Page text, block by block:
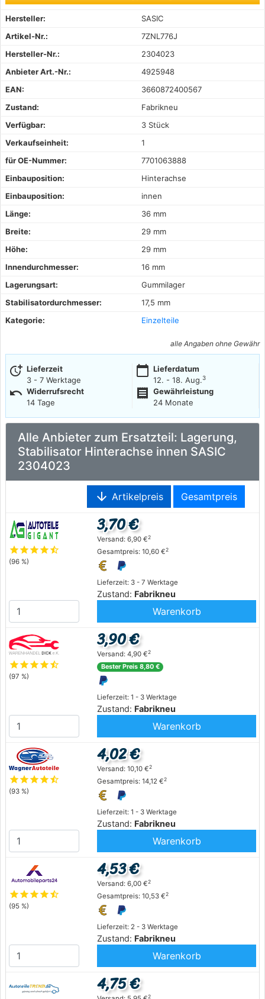
Hersteller:
SASIC
Artikel-Nr.:
7ZNL776J
Hersteller-Nr.:
2304023
Anbieter Art.-Nr.:
4925948
EAN:
3660872400567
Zustand:
Fabrikneu
Verfügbar:
3 Stück
Verkaufseinheit:
1
für OE-Nummer:
7701063888
Einbauposition:
Hinterachse
Einbauposition:
innen
Länge:
36 mm
Breite:
29 mm
Höhe:
29 mm
Innendurchmesser:
16 mm
Lagerungsart:
Gummilager
Stabilisatordurchmesser:
17,5 mm
Kategorie:
Einzelteile
alle Angaben ohne Gewähr
more_time Lieferzeit
3 - 7 Werktage
calendar_today Lieferdatum
12. - 18. Aug.3
undo Widerrufsrecht
14 Tage
receipt
Gewährleistung
24 Monate
Alle Anbieter zum Ersatzteil: Lagerung,
Stabilisator Hinterachse innen SASIC
2304023
arrow_downward Artikelpreis Gesamtpreis
starstarstarstarstar_half
(96 %)
Lieferzeit: 3 - 7 Werktage
Zustand: Fabrikneu
3,70 €
Versand: 6,90 €2
Gesamtpreis: 10,60 €2
Warenkorb
starstarstarstarstar_half
(97 %)
Lieferzeit: 1 - 3 Werktage
Zustand: Fabrikneu
3,90 €
Versand: 4,90 €2
Bester Preis 8,80 €
Warenkorb
starstarstarstarstar_half
(93 %)
Lieferzeit: 1 - 3 Werktage
Zustand: Fabrikneu
4,02 €
Versand: 10,10 €2
Gesamtpreis: 14,12 €2
Warenkorb
starstarstarstarstar_half
(95 %)
Lieferzeit: 2 - 3 Werktage
Zustand: Fabrikneu
4,53 €
Versand: 6,00 €2
Gesamtpreis: 10,53 €2
Warenkorb
4,75 €
2